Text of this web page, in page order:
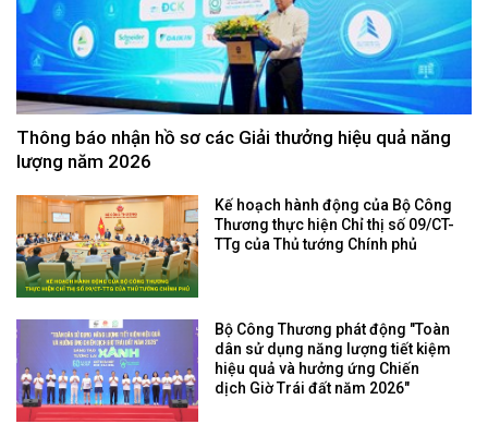
Thông báo nhận hồ sơ các Giải thưởng hiệu quả năng
lượng năm 2026
Kế hoạch hành động của Bộ Công
Thương thực hiện Chỉ thị số 09/CT-
TTg của Thủ tướng Chính phủ
Bộ Công Thương phát động "Toàn
dân sử dụng năng lượng tiết kiệm
hiệu quả và hưởng ứng Chiến
dịch Giờ Trái đất năm 2026"